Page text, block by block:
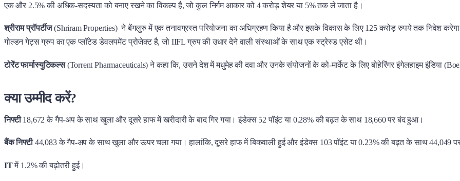
एक और 2.5% की अधिक-सदस्यता को बनाए रखने का विकल्प है, जो कुल निर्गम आकार को 4 करोड़ शेयर या 5% तक ले जाता है।
श्रीराम प्रॉपर्टीज(Shriram Properties) ने बेंगलुरु में एक तनावग्रस्त परियोजना का अधिग्रहण किया है और इसके विकास के लिए 125 करोड़ रुपये तक निवेश
गोल्डन गेट्स ग्रुप का एक प्लॉटेड डेवलपमेंट प्रोजेक्ट है, जो IIFL ग्रुप की उधार देने वाली संस्थाओं के साथ एक स्ट्रेस्ड एसेट थी।
टोरेंट फार्मास्युटिकल्स(Torrent Pharmaceuticals) ने कहा कि, उसने देश में मधुमेह की दवा और उनके संयोजनों के को-मार्केट के लिए बोहेरिंगर इंगेलहाइम इंडिया
क्या उम्मीद करें?
निफ्टी18,672 के गैप-अप के साथ खुला और दूसरे हाफ में खरीदारी के बाद गिर गया। इंडेक्स 52 पॉइंट या 0.28% की बढ़त के साथ 18,660 पर बंद हुआ।
बैंक निफ्टी44,083 के गैप-अप के साथ खुला और ऊपर चला गया। हालांकि, दूसरे हाफ में बिकवाली हुई और इंडेक्स 103 पॉइंट या 0.23% की बढ़त के साथ 44,049
ITमें 1.2% की बढ़ोतरी हुई।